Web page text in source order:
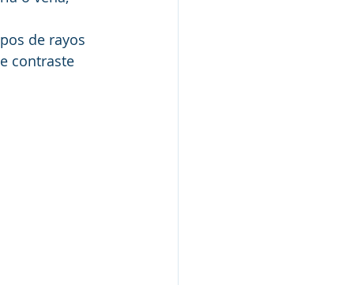
de rayos
contraste